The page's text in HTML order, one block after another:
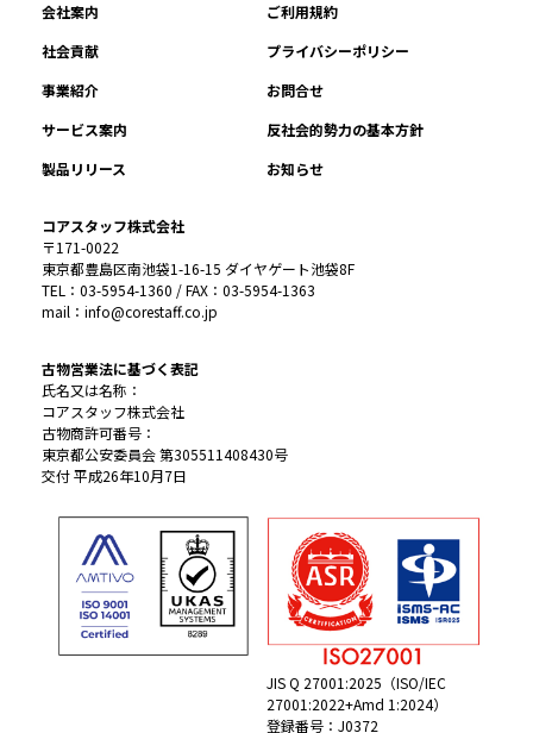
会社案内
ご利用規約
社会貢献
プライバシーポリシー
事業紹介
お問合せ
サービス案内
反社会的勢力の基本方針
製品リリース
お知らせ
コアスタッフ株式会社
〒171-0022
東京都豊島区南池袋1-16-15 ダイヤゲート池袋8F
TEL：03-5954-1360 / FAX：03-5954-1363
mail：info@corestaff.co.jp
古物営業法に基づく表記
氏名又は名称：
コアスタッフ株式会社
古物商許可番号：
東京都公安委員会 第305511408430号
交付 平成26年10月7日
JIS Q 27001:2025（ISO/IEC
27001:2022+Amd 1:2024）
登録番号：J0372